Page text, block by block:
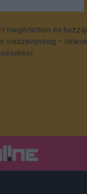
t megértettem és
visszavonásig –